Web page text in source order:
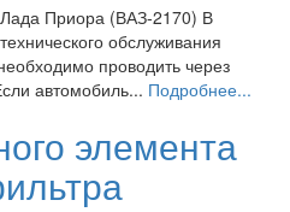
Приора (ВАЗ-2170) В
обслуживания
проводить через
автомобиль... Подробнее...
элемента